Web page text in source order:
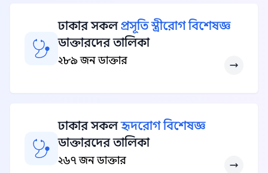
ঢাকার সকলপ্রসূতি স্ত্রীরোগ বিশেষজ্ঞ
ডাক্তারদের তালিকা
২৮৯ জন ডাক্তার
ঢাকার সকলহৃদরোগ বিশেষজ্ঞ
ডাক্তারদের তালিকা
২৬৭ জন ডাক্তার